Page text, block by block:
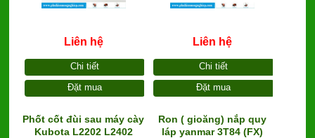
Liên hệ
Chi tiết
Đặt mua
Liên hệ
Chi tiết
Đặt mua
Phốt cốt đùi sau máy cày
Kubota L2202 L2402
Ron ( gioăng) nắp quy
láp yanmar 3T84 (FX)